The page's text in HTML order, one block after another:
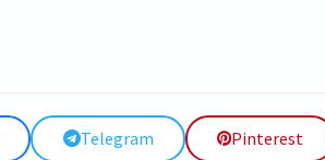
Telegram Pinterest